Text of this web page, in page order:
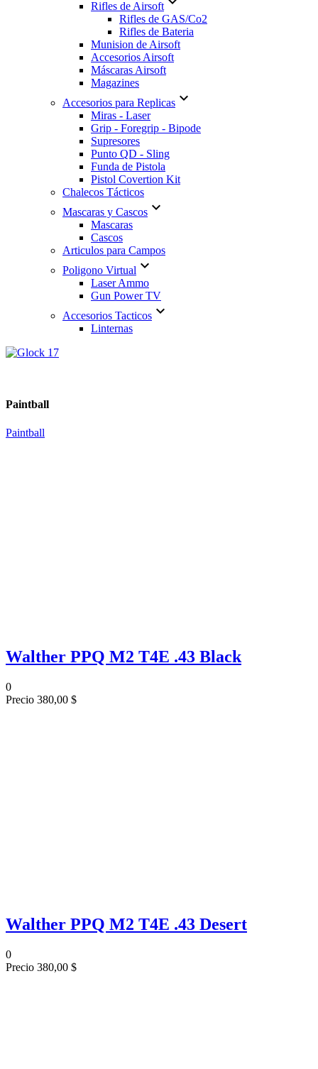
Rifles de Airsoft
Rifles de GAS/Co2
Rifles de Bateria
Munision de Airsoft
Accesorios Airsoft
Máscaras Airsoft
Magazines
Accesorios para Replicas 
Miras - Laser
Grip - Foregrip - Bipode
Supresores
Punto QD - Sling
Funda de Pistola
Pistol Covertion Kit
Chalecos Tácticos
Mascaras y Cascos 
Mascaras
Cascos
Articulos para Campos
Poligono Virtual 
Laser Ammo
Gun Power TV
Accesorios Tacticos 
Linternas
Paintball
Paintball
Walther PPQ M2 T4E .43 Black
0
Precio 380,00 $
Walther PPQ M2 T4E .43 Desert
0
Precio 380,00 $